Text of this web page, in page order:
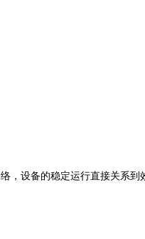
，设备的稳定运行直接关系到